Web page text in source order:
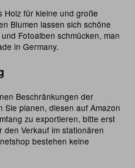
Holz für kleine und große
Blumen lassen sich schöne
Fotoalben schmücken, man
in Germany.
Beschränkungen der
Sie planen, diesen auf Amazon
zu exportieren, bitte erst
den Verkauf im stationären
bestehen keine